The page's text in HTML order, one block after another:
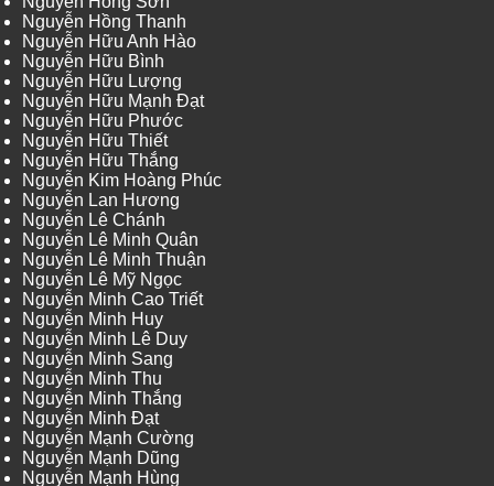
Nguyễn Hồng Thanh
Nguyễn Hữu Anh Hào
Nguyễn Hữu Bình
Nguyễn Hữu Lượng
Nguyễn Hữu Mạnh Đạt
Nguyễn Hữu Phước
Nguyễn Hữu Thiết
Nguyễn Hữu Thắng
Nguyễn Kim Hoàng Phúc
Nguyễn Lan Hương
Nguyễn Lê Chánh
Nguyễn Lê Minh Quân
Nguyễn Lê Minh Thuận
Nguyễn Lê Mỹ Ngọc
Nguyễn Minh Cao Triết
Nguyễn Minh Huy
Nguyễn Minh Lê Duy
Nguyễn Minh Sang
Nguyễn Minh Thu
Nguyễn Minh Thắng
Nguyễn Minh Đạt
Nguyễn Mạnh Cường
Nguyễn Mạnh Dũng
Nguyễn Mạnh Hùng